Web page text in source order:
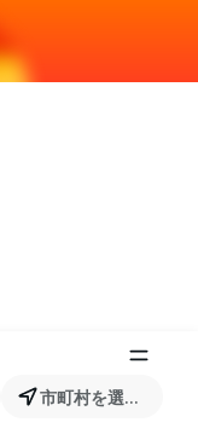
市町村を選択します